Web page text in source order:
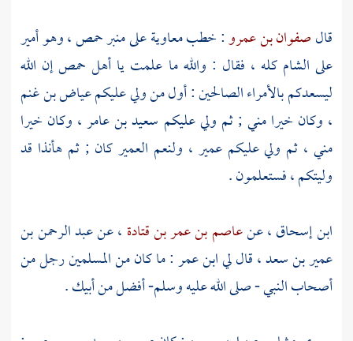
قالصفوان بن عمرو: خطبمعاويةعلى منبرحمص، وهو أمير
على الشامكله ، فقال : والله ما علمت يا أهل حمصإن الله
ليسعدكم بالأمراء الصالحين : أول من ولي عليكمعياض بن غنم
، وكان خيرا مني ; ثم ولي عليكم سعيد بن عامر، وكان خيرا
مني ، ثم ولي عليكمعمير ، ولنعم العميركان ; ثم هأنذا قد
وليتكم ، فستعلمون .
ابن إسحاق، عنعاصم بن عمر بن قتادة ، عنعبد الرحمن بن
عمير بن سعد، قال ليابن عمر: ما كان من المسلمين رجل من
أصحاب النبي - صلى الله عليه وسلم- أفضل من أبيك .